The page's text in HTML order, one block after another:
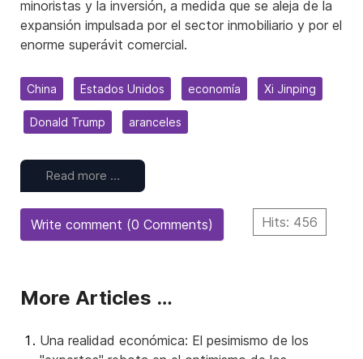
minoristas y la inversión, a medida que se aleja de la
expansión impulsada por el sector inmobiliario y por el
enorme superávit comercial.
China Estados Unidos economía Xi Jinping
Donald Trump aranceles
Read more …
Hits: 456
Write comment (0 Comments)
More Articles …
Una realidad económica: El pesimismo de los